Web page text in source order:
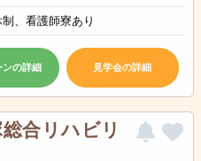
、看護師寮あり
ンの詳細 見学会の詳細
合リハビリ